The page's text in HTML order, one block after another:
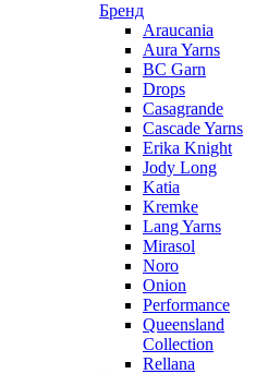
Бренд
Araucania
Aura Yarns
BC Garn
Drops
Casagrande
Cascade Yarns
Erika Knight
Jody Long
Katia
Kremke
Lang Yarns
Mirasol
Noro
Onion
Performance
Queensland
Collection
Rellana